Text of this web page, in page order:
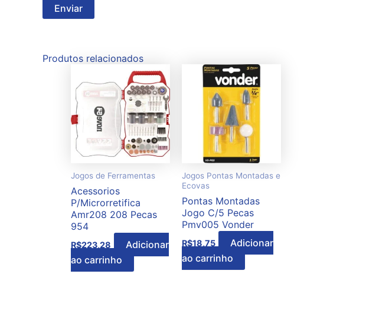
Produtos relacionados
Jogos de Ferramentas
Acessorios
P/Microrretifica
Amr208 208 Pecas
954
R$223,28
Adicionar
ao carrinho
Jogos Pontas Montadas e
Ecovas
Pontas Montadas
Jogo C/5 Pecas
Pmv005 Vonder
R$18,75
Adicionar
ao carrinho